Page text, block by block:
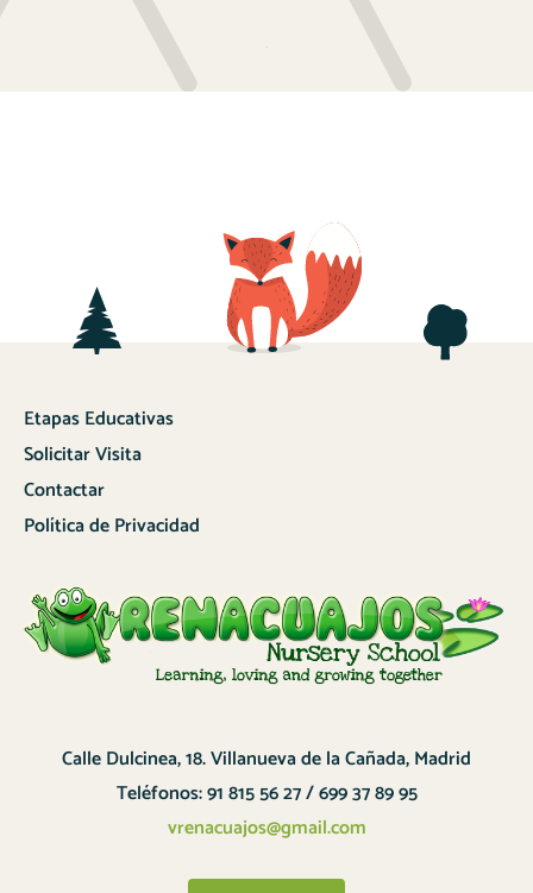
Etapas Educativas
Solicitar Visita
Contactar
Política de Privacidad
Calle Dulcinea, 18. Villanueva de la Cañada, Madrid
Teléfonos: 91 815 56 27 / 699 37 89 95
vrenacuajos@gmail.com